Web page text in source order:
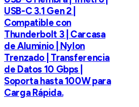
USB-C 3.1 Gen 2 |
Compatible con
Thunderbolt 3 | Carcasa
de Aluminio | Nylon
Trenzado | Transferencia
de Datos 10 Gbps |
Soporta hasta 100W para
Carga Rápida.